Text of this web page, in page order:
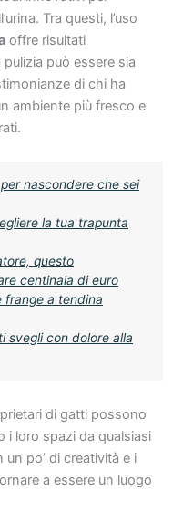
Tra questi, l’uso
offre risultati
può essere sia
di chi ha
ambiente più fresco e
nascondere che sei
la tua trapunta
questo
centinaia di euro
frange a tendina
svegli con dolore alla
di gatti possono
i loro spazi da qualsiasi
un po’ di creatività e i
a essere un luogo